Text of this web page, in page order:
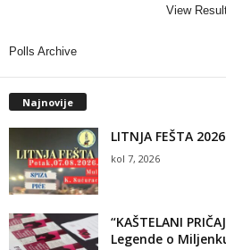
View
Polls Archive
Najnovije
LITNJA FEŠTA
kol 7, 2026
“KAŠTELANI
Legende o